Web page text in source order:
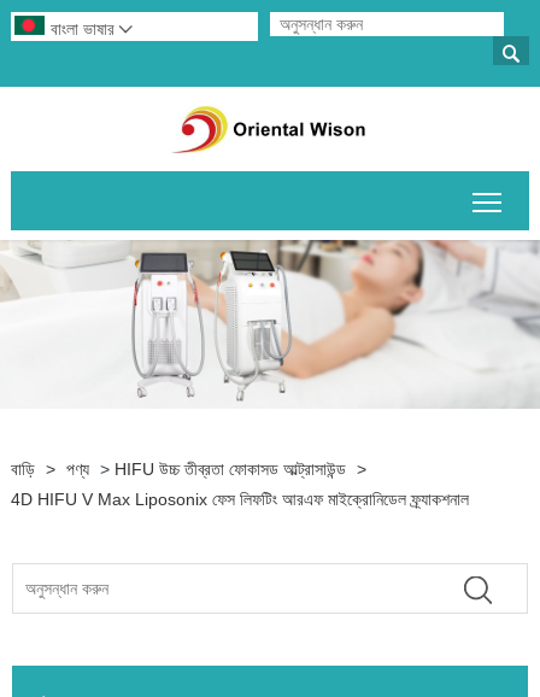

বাংলা ভাষার 
বাড়ি > পণ্য > HIFU উচ্চ তীব্রতা ফোকাসড আল্ট্রাসাউন্ড >
4D HIFU V Max Liposonix ফেস লিফটিং আরএফ মাইক্রোনিডেল ফ্র্যাকশনাল